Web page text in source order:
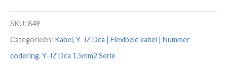
SKU: 849
Categorieën: Kabel, Y-JZ Dca | Flexibele kabel | Nummer
codering, Y-JZ Dca 1.5mm2 Serie